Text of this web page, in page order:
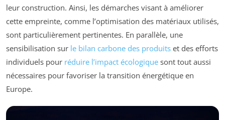
leur construction. Ainsi, les démarches visant à améliorer
cette empreinte, comme l’optimisation des matériaux utilisés,
sont particulièrement pertinentes. En parallèle, une
sensibilisation sur le bilan carbone des produits et des efforts
individuels pour réduire l’impact écologique sont tout aussi
nécessaires pour favoriser la transition énergétique en
Europe.